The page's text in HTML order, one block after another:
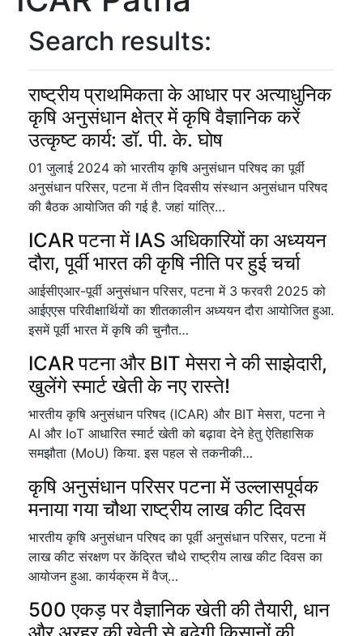
Search results:
राष्ट्रीय प्राथमिकता के आधार पर अत्याधुनिक
कृषि अनुसंधान क्षेत्र में कृषि वैज्ञानिक करें
उत्कृष्ट कार्य: डॉ. पी. के. घोष
01 जुलाई 2024 को भारतीय कृषि अनुसंधान परिषद का पूर्वी
अनुसंधान परिसर, पटना में तीन दिवसीय संस्थान अनुसंधान परिषद
की बैठक आयोजित की गई है. जहां यांत्रि…
ICAR पटना में IAS अधिकारियों का अध्ययन
दौरा, पूर्वी भारत की कृषि नीति पर हुई चर्चा
आईसीएआर-पूर्वी अनुसंधान परिसर, पटना में 3 फरवरी 2025 को
आईएएस परिवीक्षार्थियों का शीतकालीन अध्ययन दौरा आयोजित हुआ.
इसमें पूर्वी भारत में कृषि की चुनौत…
ICAR पटना और BIT मेसरा ने की साझेदारी,
खुलेंगे स्मार्ट खेती के नए रास्ते!
भारतीय कृषि अनुसंधान परिषद (ICAR) और BIT मेसरा, पटना ने
AI और IoT आधारित स्मार्ट खेती को बढ़ावा देने हेतु ऐतिहासिक
समझौता (MoU) किया. इस पहल से तकनीकी…
कृषि अनुसंधान परिसर पटना में उल्लासपूर्वक
मनाया गया चौथा राष्ट्रीय लाख कीट दिवस
भारतीय कृषि अनुसंधान परिषद का पूर्वी अनुसंधान परिसर, पटना में
लाख कीट संरक्षण पर केंद्रित चौथे राष्ट्रीय लाख कीट दिवस का
आयोजन हुआ. कार्यक्रम में वैज्…
500 एकड़ पर वैज्ञानिक खेती की तैयारी, धान